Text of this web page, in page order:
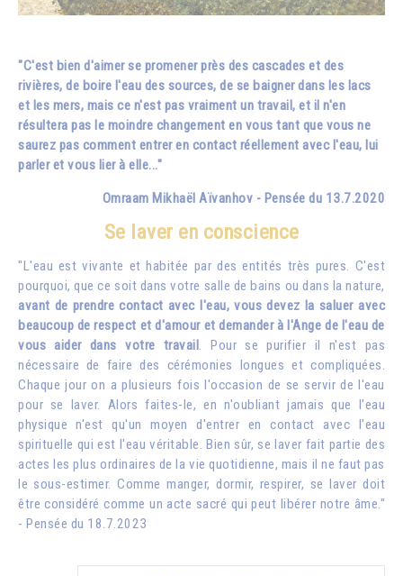
"C'est bien d'aimer se promener près des cascades et des
rivières, de boire l'eau des sources, de se baigner dans les lacs
et les mers, mais ce n'est pas vraiment un travail, et il n'en
résultera pas le moindre changement en vous tant que vous ne
saurez pas comment entrer en contact réellement avec l'eau, lui
parler et vous lier à elle..."
Omraam Mikhaël Aïvanhov - Pensée du 13.7.2020
Se laver en conscience
"L'eau est vivante et habitée par des entités très pures. C'est
pourquoi, que ce soit dans votre salle de bains ou dans la nature,
avant de prendre contact avec l'eau, vous devez la saluer avec
beaucoup de respect et d'amour et demander à l'Ange de l'eau de
vous aider dans votre travail. Pour se purifier il n'est pas
nécessaire de faire des cérémonies longues et compliquées.
Chaque jour on a plusieurs fois l'occasion de se servir de l'eau
pour se laver. Alors faites-le, en n'oubliant jamais que l'eau
physique n'est qu'un moyen d'entrer en contact avec l'eau
spirituelle qui est l'eau véritable. Bien sûr, se laver fait partie des
actes les plus ordinaires de la vie quotidienne, mais il ne faut pas
le sous-estimer. Comme manger, dormir, respirer, se laver doit
être considéré comme un acte sacré qui peut libérer notre âme."
- Pensée du 18.7.2023